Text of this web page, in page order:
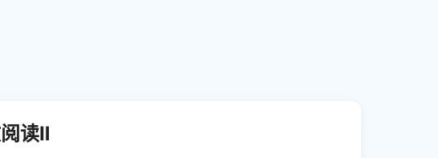
读Ⅱ